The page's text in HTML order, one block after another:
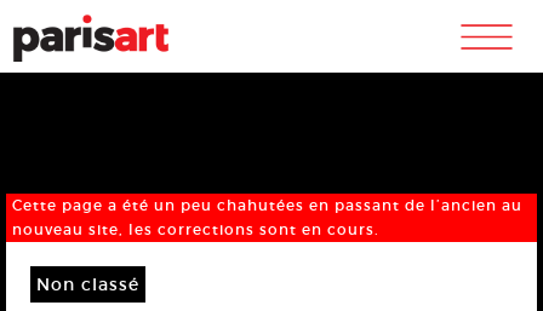
m
Cette page a été un peu chahutées en passant de l’ancien au
nouveau site, les corrections sont en cours.
Non classé